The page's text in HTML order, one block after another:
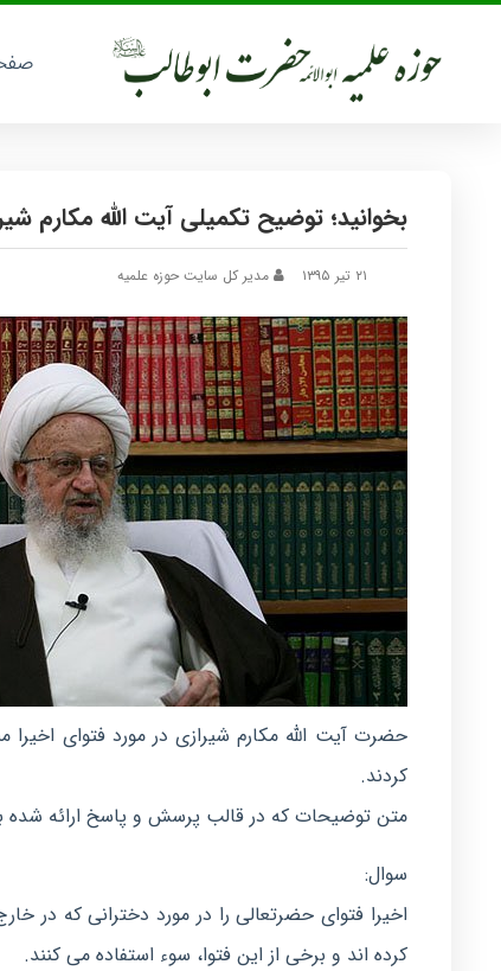
بخوانید؛ توضیح تکمیلی آیت الله مکارم
مدیر کل سایت حوزه علمیه
حضرت آیت الله مکارم شیرازی در مورد فتوای
کردند.
متن توضیحات که در قالب پرسش و پاسخ ارائه
سوال:
اخیرا فتوای حضرتعالی را در مورد دخترانی که
کرده اند و برخی از این فتوا، سوء استفاده می کنند.